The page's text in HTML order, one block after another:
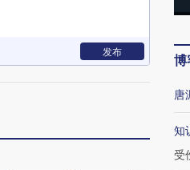
发布
博
唐
知
受